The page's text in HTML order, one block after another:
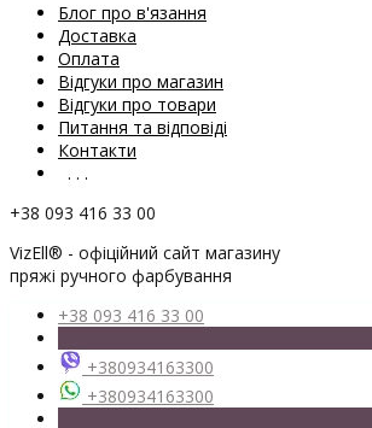
Блог про в'язання
Доставка
Оплата
Відгуки про магазин
Відгуки про товари
Питання та відповіді
Контакти
. . .
+38 093 416 33 00
VizEll® - офіційний сайт магазину
пряжі ручного фарбування
+38 093 416 33 00
+380934163300
+380934163300